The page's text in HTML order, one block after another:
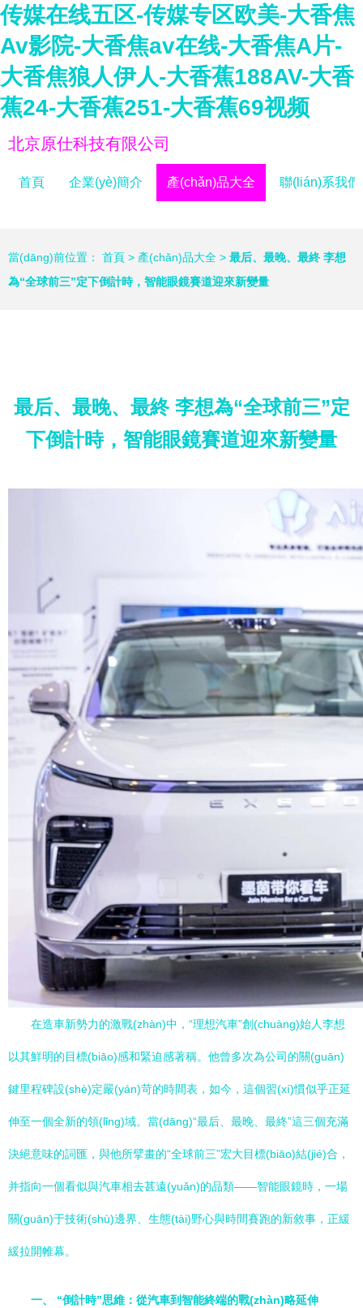
传媒在线五区-传媒专区欧美-大香焦
Av影院-大香焦av在线-大香焦A片-
大香焦狼人伊人-大香蕉188AV-大香
蕉24-大香蕉251-大香蕉69视频
北京原仕科技有限公司
首頁 企業(yè)簡介 產(chǎn)品大全 聯(lián)系我們
當(dāng)前位置： 首頁 > 產(chǎn)品大全 > 最后、最晚、最終 李想
為“全球前三”定下倒計時，智能眼鏡賽道迎來新變量
最后、最晚、最終 李想為“全球前三”定
下倒計時，智能眼鏡賽道迎來新變量
在造車新勢力的激戰(zhàn)中，“理想汽車”創(chuàng)始人李想
以其鮮明的目標(biāo)感和緊迫感著稱。他曾多次為公司的關(guān)
鍵里程碑設(shè)定嚴(yán)苛的時間表，如今，這個習(xí)慣似乎正延
伸至一個全新的領(lǐng)域。當(dāng)“最后、最晚、最終”這三個充滿
決絕意味的詞匯，與他所擘畫的“全球前三”宏大目標(biāo)結(jié)合，
并指向一個看似與汽車相去甚遠(yuǎn)的品類——智能眼鏡時，一場
關(guān)于技術(shù)邊界、生態(tài)野心與時間賽跑的新敘事，正緩
緩拉開帷幕。
一、 “倒計時”思維：從汽車到智能終端的戰(zhàn)略延伸